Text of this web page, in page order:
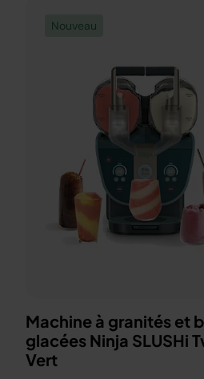
Nouveau
Machine à granités et
glacées Ninja SLUSHi
Vert